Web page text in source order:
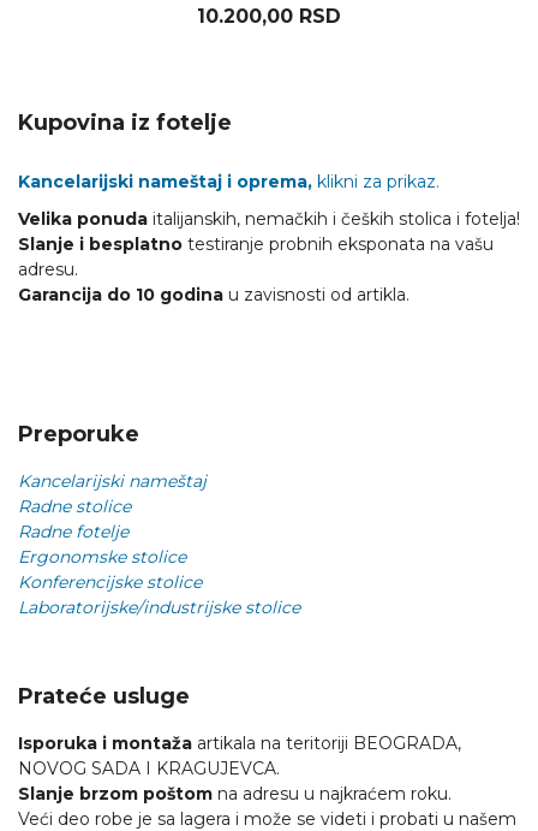
10.200,00 RSD
Kupovina iz fotelje
Kancelarijski nameštaj i oprema, klikni za prikaz.
Velika ponuda italijanskih, nemačkih i čeških stolica i fotelja!
Slanje i besplatno testiranje probnih eksponata na vašu
adresu.
Garancija do 10 godina u zavisnosti od artikla.
Preporuke
Kancelarijski nameštaj
Radne stolice
Radne fotelje
Ergonomske stolice
Konferencijske stolice
Laboratorijske/industrijske stolice
Prateće usluge
Isporuka i montaža artikala na teritoriji BEOGRADA,
NOVOG SADA I KRAGUJEVCA.
Slanje brzom poštom na adresu u najkraćem roku.
Veći deo robe je sa lagera i može se videti i probati u našem